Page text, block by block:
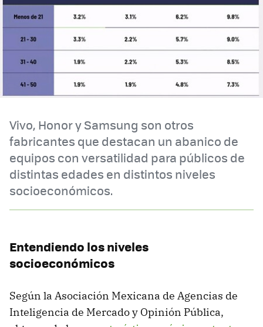
Vivo, Honor y Samsung son otros
fabricantes que destacan un abanico de
equipos con versatilidad para públicos de
distintas edades en distintos niveles
socioeconómicos.
Entendiendo los niveles
socioeconómicos
Según la Asociación Mexicana de Agencias de
Inteligencia de Mercado y Opinión Pública,